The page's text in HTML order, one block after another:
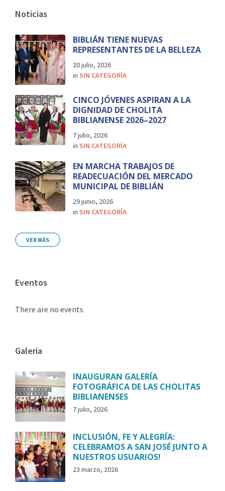
Noticias
BIBLIÁN TIENE NUEVAS
REPRESENTANTES DE LA BELLEZA
20 julio, 2026
in SIN CATEGORÍA
CINCO JÓVENES ASPIRAN A LA
DIGNIDAD DE CHOLITA
BIBLIANENSE 2026–2027
7 julio, 2026
in SIN CATEGORÍA
EN MARCHA TRABAJOS DE
READECUACIÓN DEL MERCADO
MUNICIPAL DE BIBLIÁN
29 junio, 2026
in SIN CATEGORÍA
VER MÁS
Eventos
There are no events
Galeria
INAUGURAN GALERÍA
FOTOGRÁFICA DE LAS CHOLITAS
BIBLIANENSES
7 julio, 2026
INCLUSIÓN, FE Y ALEGRÍA:
CELEBRAMOS A SAN JOSÉ JUNTO A
NUESTROS USUARIOS!
23 marzo, 2026